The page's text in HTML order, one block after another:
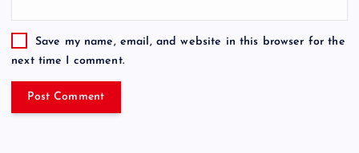
Save my name, email, and website in this browser for the
next time I comment.